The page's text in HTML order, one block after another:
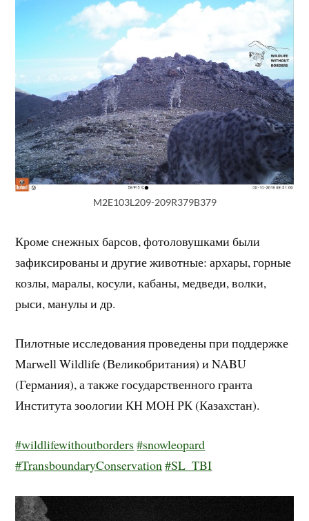
M2E103L209-209R379B379
Кроме снежных барсов, фотоловушками были
зафиксированы и другие животные: архары, горные
козлы, маралы, косули, кабаны, медведи, волки,
рыси, манулы и др.
Пилотные исследования проведены при поддержке
Marwell Wildlife (Великобритания) и NABU
(Германия), а также государственного гранта
Института зоологии КН МОН РК (Казахстан).
#wildlifewithoutborders#snowleopard
#TransboundaryConservation#SL_TBI